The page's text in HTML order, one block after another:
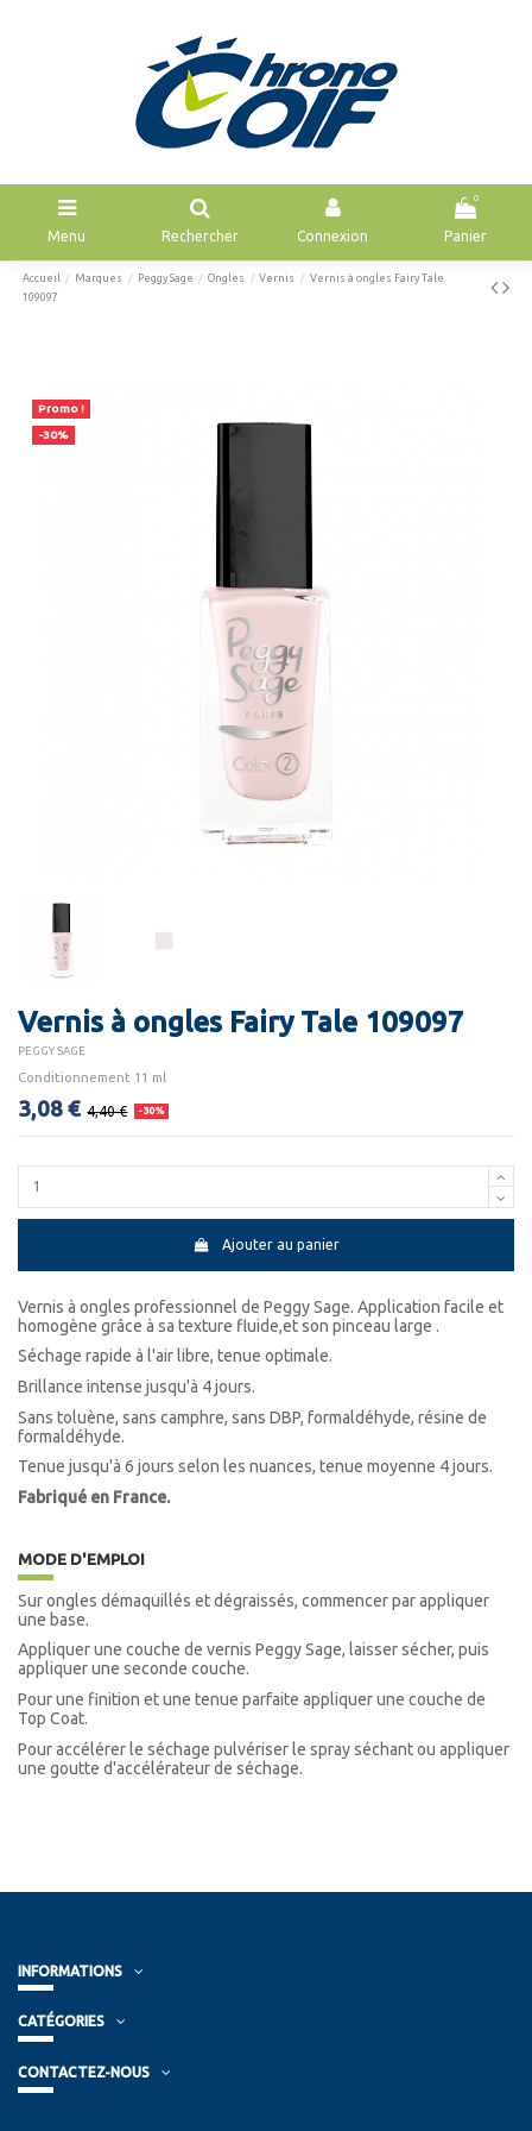
Menu Rechercher Connexion
0
Panier
Accueil Marques Peggy Sage Ongles Vernis
Vernis à ongles Fairy Tale
109097
Promo !
-30%
Vernis à ongles Fairy Tale 109097
PEGGY SAGE
Conditionnement 11 ml
3,08 € 4,40 € -30%
Ajouter au panier
Vernis à ongles professionnel de Peggy Sage. Application facile et
homogène grâce à sa texture fluide,et son pinceau large .
Séchage rapide à l'air libre, tenue optimale.
Brillance intense jusqu'à 4 jours.
Sans toluène, sans camphre, sans DBP, formaldéhyde, résine de
formaldéhyde.
Tenue jusqu'à 6 jours selon les nuances, tenue moyenne 4 jours.
Fabriqué en France.
MODE D'EMPLOI
Sur ongles démaquillés et dégraissés, commencer par appliquer
une base.
Appliquer une couche de vernis Peggy Sage, laisser sécher, puis
appliquer une seconde couche.
Pour une finition et une tenue parfaite appliquer une couche de
Top Coat.
Pour accélérer le séchage pulvériser le spray séchant ou appliquer
une goutte d'accélérateur de séchage.
INFORMATIONS
CATÉGORIES
CONTACTEZ-NOUS